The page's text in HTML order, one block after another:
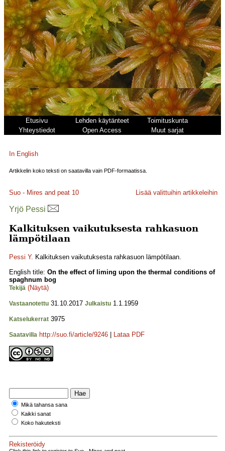
Etusivu Lehden käytänteet
Toimituskunta
Yhteystiedot
Open Access Muut sarjat
In English
Artikkelin koko teksti on saatavilla vain PDF-formaatissa.
Suo - Mires and peat 10 Lisää valittuihin artikkeleihin
Yrjö Pessi
Kalkituksen vaikutuksesta rahkasuon
lämpötilaan
Pessi Y. Kalkituksen vaikutuksesta rahkasuon lämpötilaan.
English title: On the effect of liming upon the thermal conditions of
spaghnum bog
Tekijä (Näytä)
Vastaanotettu 31.10.2017 Julkaistu 1.1.1959
Katselukerrat 3975
Saatavilla http://suo.fi/article/9246 Lataa PDF
Mikä tahansa sana
Kaikki sanat
Koko hakuteksti
Rekisteröidy